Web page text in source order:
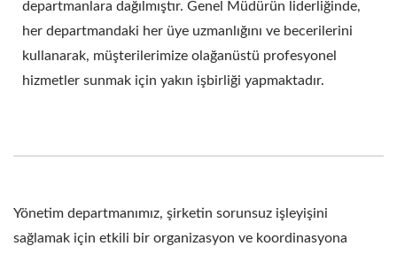
departmanlara dağılmıştır. Genel Müdürün liderliğinde,
her departmandaki her üye uzmanlığını ve becerilerini
kullanarak, müşterilerimize olağanüstü profesyonel
hizmetler sunmak için yakın işbirliği yapmaktadır.
Yönetim departmanımız, şirketin sorunsuz işleyişini
sağlamak için etkili bir organizasyon ve koordinasyona